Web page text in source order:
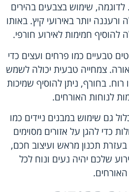
שימוש בצבעים בהירים
ורעננה יותר באירועי קיץ. באותו
להוסיף חמימות לאירוע חורפי.
טבעיים כמו פרחים ועצים כדי
צמחייה טבעית יכולה לשמש
בחורף, ניתן להוסיף שמיכות
לנוחות האורחים.
גם שימוש במבנים ניידים כמו
כדי להגן על אזורים מסוימים
תכנון מראש ועיצוב חכם,
שלכם יהיה נעים ונוח לכל
האורחים.